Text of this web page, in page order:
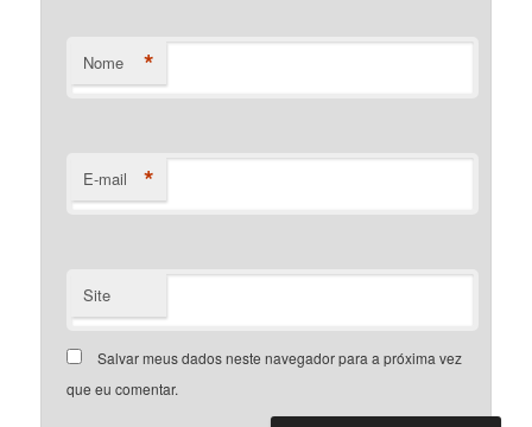
Nome *
E-mail *
Site
Salvar meus dados neste navegador para a próxima vez
que eu comentar.